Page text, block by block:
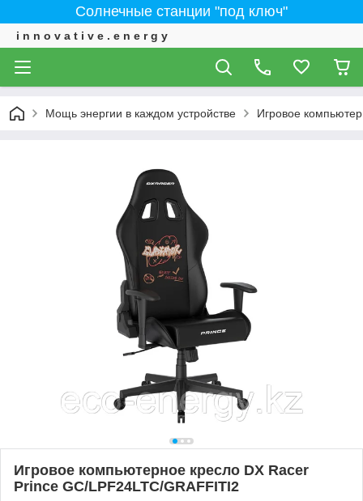
Солнечные станции "под ключ"
i n n o v a t i v e . e n e r g y
Мощь энергии в каждом устройстве Игровое
Игровое компьютерное кресло DX Racer
Prince GC/LPF24LTC/GRAFFITI2